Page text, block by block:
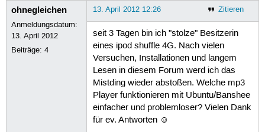
ohnegleichen
Anmeldungsdatum:
13. April 2012
Beiträge:4
Zitieren
13. April 2012 12:26
seit 3 Tagen bin ich "stolze" Besitzerin
eines ipod shuffle 4G. Nach vielen
Versuchen, Installationen und langem
Lesen in diesem Forum werd ich das
Mistding wieder abstoßen. Welche mp3
Player funktionieren mit Ubuntu/Banshee
einfacher und problemloser? Vielen Dank
für ev. Antworten ☺